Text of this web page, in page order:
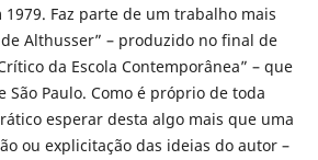
1979. Faz parte de um trabalho mais
Althusser” – produzido no final de
da Escola Contemporânea” – que
São Paulo. Como é próprio de toda
esperar desta algo mais que uma
ou explicitação das ideias do autor –